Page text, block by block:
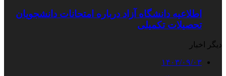
اطلاعیه دانشگاه آزاد درباره امتحانات دانشجویان
تحصیلات تکمیلی
دیگر اخبار
۱۴۰۳/۰۹/۰۳